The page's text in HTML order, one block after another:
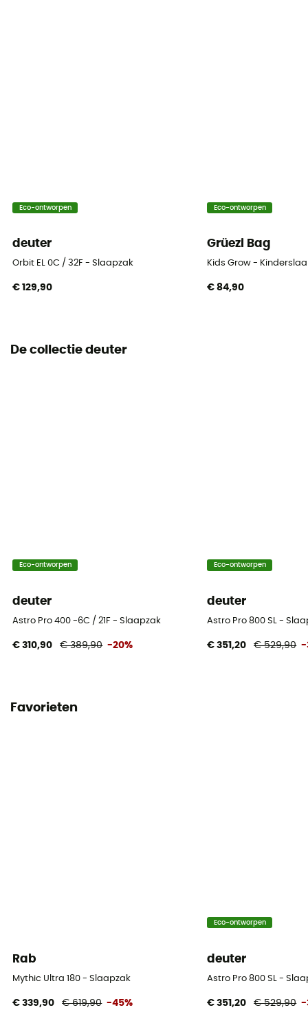
Isolatie
Verpakkingsmaat afmetingen
Opbergtas
Maximale maten van de gebruiker
Eco-ontworpen
deuter
Orbit EL 0C / 32F - Slaapzak
€ 129,90
Eco-ontworpen
Grüezi Bag
Kids Grow -
€ 84,90
De collectie deuter
Eco-ontworpen
deuter
Astro Pro 400 -6C / 21F - Slaapzak
€ 310,90 € 389,90 -20%
Eco-ontworpen
deuter
Astro Pro 800 SL -
€ 351,20 € 529,90 -
Favorieten
Rab
Mythic Ultra 180 - Slaapzak
€ 339,90 € 619,90 -45%
Eco-ontworpen
deuter
Astro Pro 800 SL -
€ 351,20 € 529,90 -